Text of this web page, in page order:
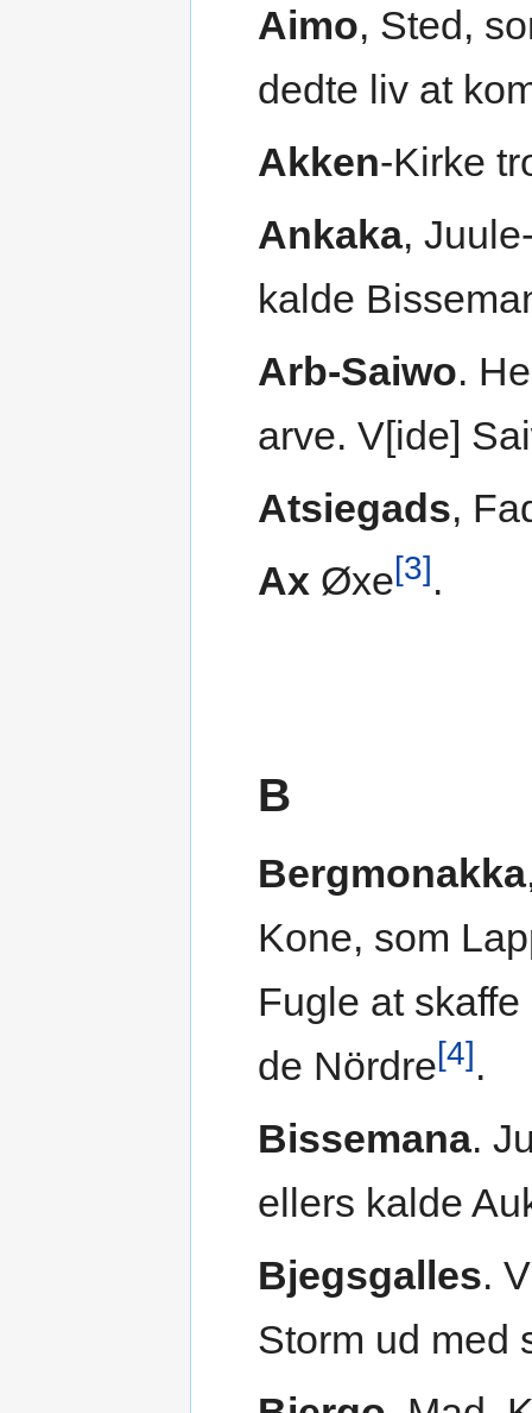
Aimo, Sted,
dedte liv at
Akken-Kirke
Ankaka,
kalde
Arb-Saiwo.
arve. V[ide]
Atsiegads,
Ax Øxe[3].
B
Bergmonakka
Kone, som
Fugle at
de Nördre[4].
Bissemana.
ellers kalde
Bjegsgalles.
Storm ud med